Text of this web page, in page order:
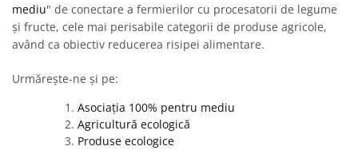
mediu" de conectare a fermierilor cu procesatorii de legume
și fructe, cele mai perisabile categorii de produse agricole,
având ca obiectiv reducerea risipei alimentare.
Urmărește-ne și pe:
Asociația 100% pentru mediu
Agricultură ecologică
Produse ecologice